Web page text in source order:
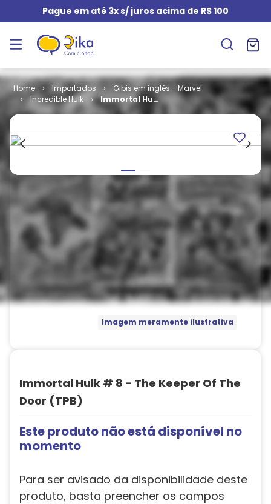
Pague em até 3x s/ juros acima de R$ 100
Importados
Gibis em inglês - Marvel
Incredible Hulk
Immortal Hulk
# 8 - The
Door (TPB)
Imagem meramente ilustrativa
Immortal Hulk # 8 - The Keeper Of The
Door (TPB)
Este produto não está disponível no
momento
Para ser avisado da disponibilidade deste
produto, basta preencher os campos